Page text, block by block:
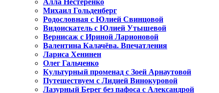
Алла Нестеренко
Михаил Гольденберг
Родословная с Юлией Свинцовой
Видоискатель с Юлией Утышевой
Вернисаж с Ириной Ларионовой
Валентина Калачёва. Впечатления
Лариса Хенинен
Олег Гальченко
Культурный променад с Зоей Арнаутовой
Путешествуем с Лидией Винокуровой
Лазурный Берег без пафоса с Александрой